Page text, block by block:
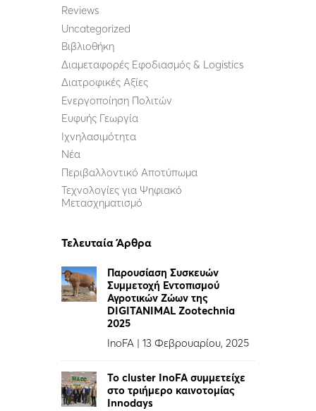
Reviews
Uncategorized
Βιβλιοθήκη
Διαμεταφορές Εφοδιασμός & Logistics
Διατροφικές Αξίες
Ενεργοποίηση Πολιτών
Ευφυής Γεωργία
Ιχνηλασιμότητα
Νέα
Περιβαλλοντικό Αποτύπωμα
Τεχνολογίες για Ψηφιακό
Μετασχηματισμό
Τελευταία Άρθρα
Παρουσίαση Συσκευών
Συμμετοχή Εντοπισμού
Αγροτικών Ζώων της
DIGITANIMAL Zootechnia
2025
InoFA |13 Φεβρουαρίου, 2025
To cluster InoFA συμμετείχε
στο τριήμερο καινοτομίας
Innodays